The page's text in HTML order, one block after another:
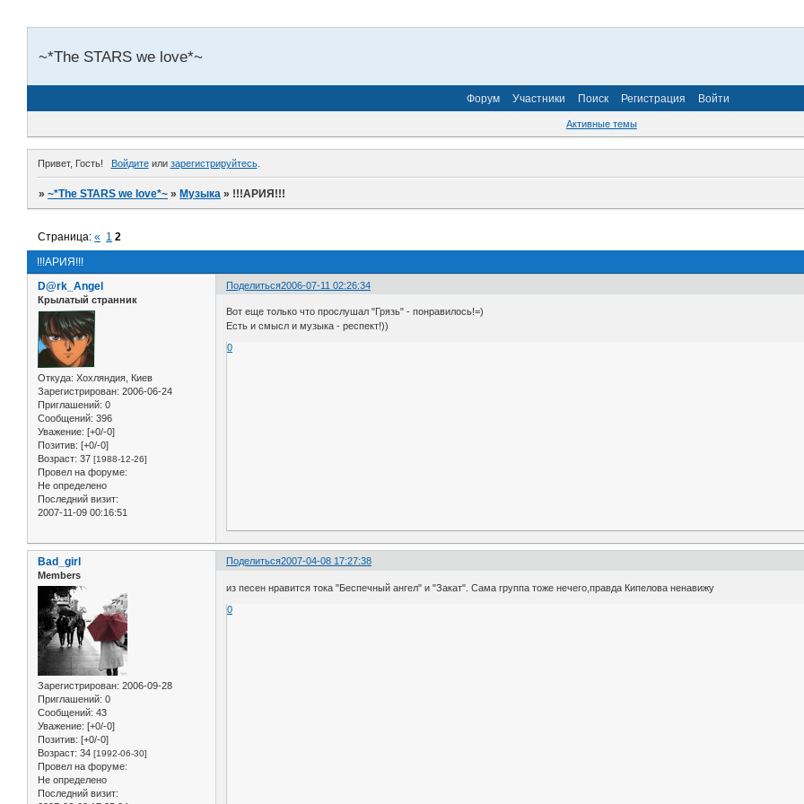
~*The STARS we love*~
Форум Участники Поиск Регистрация Войти
Активные темы
Привет, Гость! Войдитеили зарегистрируйтесь.
»~*The STARS we love*~ »Музыка » !!!АРИЯ!!!
!!!АРИЯ!!!
Страница:« 1 2
Поделиться2006-07-11 02:26:34
D@rk_Angel
Крылатый странник
Откуда: Хохляндия, Киев
Зарегистрирован: 2006-06-24
Приглашений: 0
Сообщений: 396
Уважение: [+0/-0]
Позитив: [+0/-0]
Возраст: 37 [1988-12-26]
Провел на форуме:
Не определено
Последний визит:
2007-11-09 00:16:51
Вот еще только что прослушал "Грязь" - понравилось!=)
Есть и смысл и музыка - респект!))
0
Поделиться2007-04-08 17:27:38
Bad_girl
Members
Зарегистрирован: 2006-09-28
Приглашений: 0
Сообщений: 43
Уважение: [+0/-0]
Позитив: [+0/-0]
Возраст: 34 [1992-06-30]
Провел на форуме:
Не определено
Последний визит:
из песен нравится тока "Беспечный ангел" и "Закат". Сама группа тоже нечего,правда Кипелова ненавижу
0